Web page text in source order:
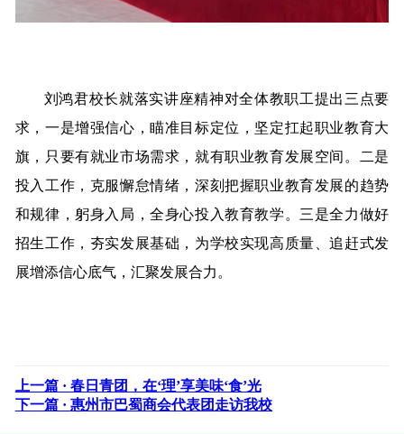
刘鸿君校长就落实讲座精神对全体教职工提出三点要
求，一是增强信心，瞄准目标定位，坚定扛起职业教育大
旗，只要有就业市场需求，就有职业教育发展空间。二是
投入工作，克服懈怠情绪，深刻把握职业教育发展的趋势
和规律，躬身入局，全身心投入教育教学。三是全力做好
招生工作，夯实发展基础，为学校实现高质量、追赶式发
展增添信心底气，汇聚发展合力。
上一篇 · 春日青团，在‘理’享美味‘食’光
下一篇 · 惠州市巴蜀商会代表团走访我校